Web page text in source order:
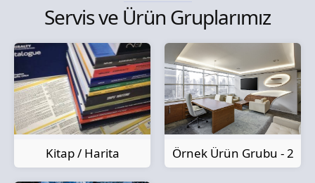
Servis ve Ürün Gruplarımız
Kitap / Harita Örnek Ürün Grubu - 2